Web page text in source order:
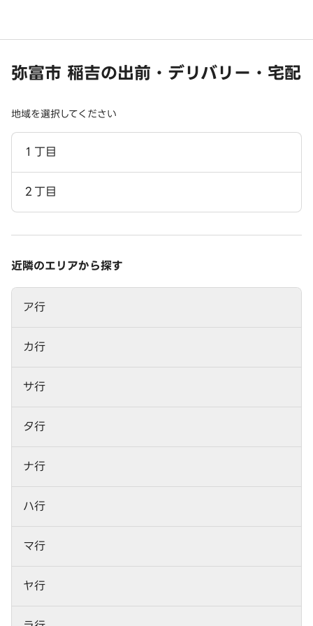
弥富市 稲吉の出前・デリバリー・宅配
地域を選択してください
１丁目
２丁目
近隣のエリアから探す
ア行
カ行
サ行
タ行
ナ行
ハ行
マ行
ヤ行